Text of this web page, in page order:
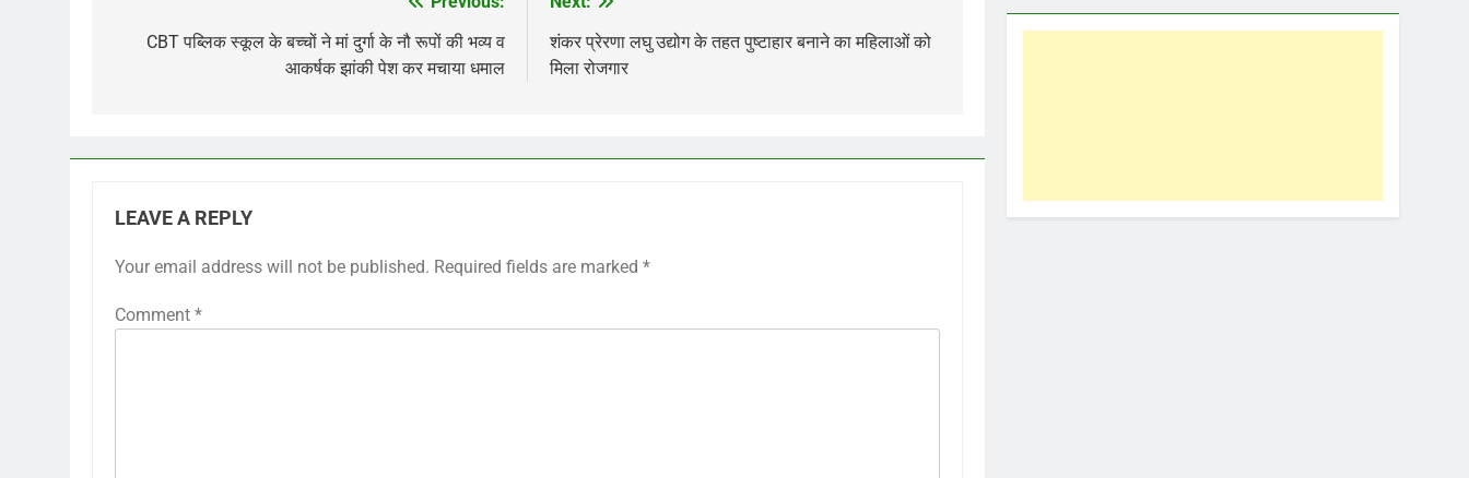
navigation
CBT पब्लिक स्कूल के बच्चों ने मां दुर्गा के नौ रूपों की भव्य व
आकर्षक झांकी पेश कर मचाया धमाल
शंकर प्रेरणा लघु उद्योग के तहत पुष्टाहार बनाने का महिलाओं को
मिला रोजगार
LEAVE A REPLY
Your email address will not be published. Required fields are marked *
Comment *